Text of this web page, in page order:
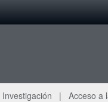
Investigación Acceso a